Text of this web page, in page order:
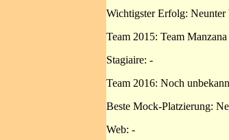
Wichtigster Erfolg:
Team 2015: Team
Stagiaire: -
Team 2016: Noch
Beste Mock-Platzierung:
Web: -